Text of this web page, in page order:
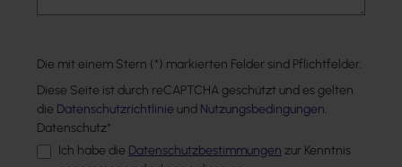
Die mit einem Stern (*) markierten Felder sind Pflichtfelder.
Diese Seite ist durch reCAPTCHA geschützt und es gelten
die Datenschutzrichtlinie und Nutzungsbedingungen.
Datenschutz*
Ich habe die Datenschutzbestimmungen zur Kenntnis